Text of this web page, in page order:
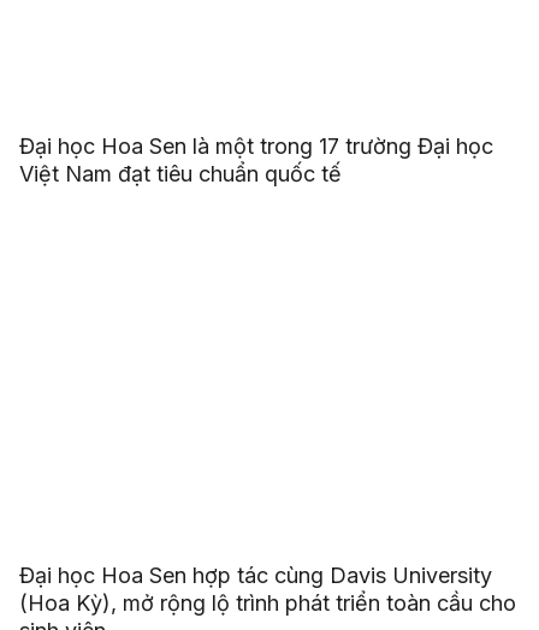
Đại học Hoa Sen là một trong 17 trường Đại học
Việt Nam đạt tiêu chuẩn quốc tế
Đại học Hoa Sen hợp tác cùng Davis University
(Hoa Kỳ), mở rộng lộ trình phát triển toàn cầu cho